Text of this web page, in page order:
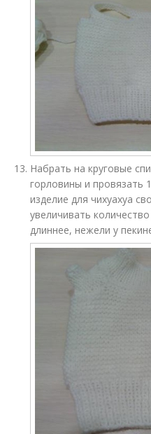
Набрать на круговые
горловины и провязать
изделие для чихуахуа
увеличивать
длиннее, нежели у